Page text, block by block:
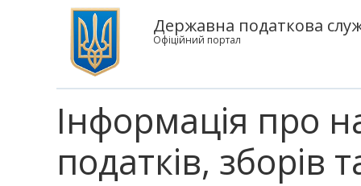
Державна податкова
Офіційний портал
Інформація про
податків, зборів